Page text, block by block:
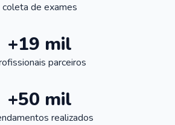
coleta de exames
+19 mil
parceiros
+50 mil
realizados